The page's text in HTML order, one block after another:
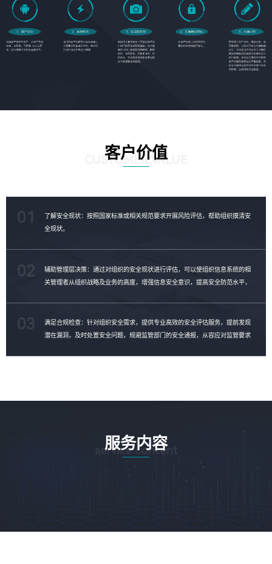
客户价值
CUSTOMER VALUE
了解安全现状：按照国家标准或相关规范要求开展风险评估，帮助组织摸清安
全现状。
辅助管理层决策：通过对组织的安全现状进行评估，可以使组织信息系统的相
关管理者从组织战略及业务的高度，增强信息安全意识，提高安全防范水平，
02
满足合规检查：针对组织安全需求，提供专业高效的安全评估服务，提前发现
潜在漏洞，及时处置安全问题，规避监管部门的安全通报，从容应对监管要求
03
服务内容
service content